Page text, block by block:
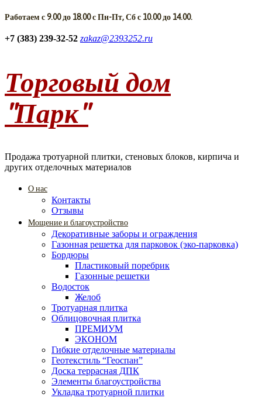
Работаем с 9.00 до 18.00 с Пн-Пт, Сб с 10.00 до 14.00.
+7 (383) 239-32-52 zakaz@2393252.ru
Торговый дом
"Парк"
Продажа тротуарной плитки, стеновых блоков, кирпича и
других отделочных материалов
О нас
Контакты
Отзывы
Мощение и благоустройство
Декоративные заборы и ограждения
Газонная решетка для парковок (эко-парковка)
Бордюры
Пластиковый поребрик
Газонные решетки
Водосток
Желоб
Тротуарная плитка
Облицовочная плитка
ПРЕМИУМ
ЭКОНОМ
Гибкие отделочные материалы
Геотекстиль “Геоспан”
Доска террасная ДПК
Элементы благоустройства
Укладка тротуарной плитки